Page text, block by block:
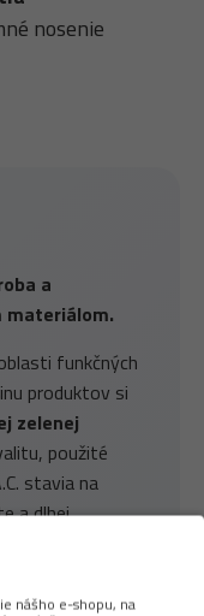
a
materiálom.
funkčných
produktov si
zelenej
použité
stavia na
a dlhej
vlnu
nosenie
nášho e-shopu, na